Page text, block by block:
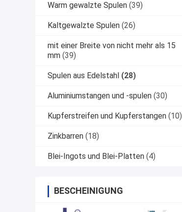
Warm gewalzte Spulen (39)
Kaltgewalzte Spulen (26)
mit einer Breite von nicht mehr als 15
mm (39)
Spulen aus Edelstahl (28)
Aluminiumstangen und -spulen (30)
Kupferstreifen und Kupferstangen (10)
Zinkbarren (18)
Blei-Ingots und Blei-Platten (4)
BESCHEINIGUNG